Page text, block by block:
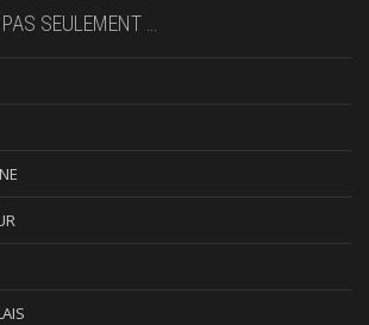
SEULEMENT …